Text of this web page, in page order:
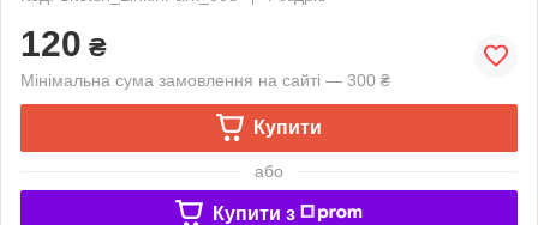
120 ₴
Мінімальна сума замовлення на сайті — 300 ₴
Купити
або
Купити з